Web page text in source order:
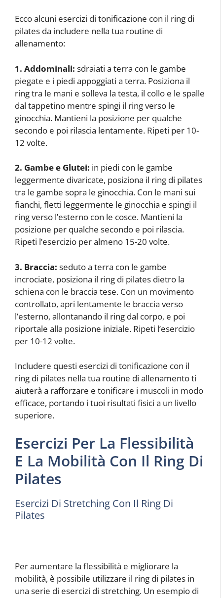
Ecco alcuni esercizi di tonificazione con il ring di
pilates da includere nella tua routine di
allenamento:
1. Addominali: sdraiati a terra con le gambe
piegate e i piedi appoggiati a terra. Posiziona il
ring tra le mani e solleva la testa, il collo e le spalle
dal tappetino mentre spingi il ring verso le
ginocchia. Mantieni la posizione per qualche
secondo e poi rilascia lentamente. Ripeti per 10-
12 volte.
2. Gambe e Glutei: in piedi con le gambe
leggermente divaricate, posiziona il ring di pilates
tra le gambe sopra le ginocchia. Con le mani sui
fianchi, fletti leggermente le ginocchia e spingi il
ring verso l’esterno con le cosce. Mantieni la
posizione per qualche secondo e poi rilascia.
Ripeti l’esercizio per almeno 15-20 volte.
3. Braccia: seduto a terra con le gambe
incrociate, posiziona il ring di pilates dietro la
schiena con le braccia tese. Con un movimento
controllato, apri lentamente le braccia verso
l’esterno, allontanando il ring dal corpo, e poi
riportale alla posizione iniziale. Ripeti l’esercizio
per 10-12 volte.
Includere questi esercizi di tonificazione con il
ring di pilates nella tua routine di allenamento ti
aiuterà a rafforzare e tonificare i muscoli in modo
efficace, portando i tuoi risultati fisici a un livello
superiore.
Esercizi Per La Flessibilità
E La Mobilità Con Il Ring Di
Pilates
Esercizi Di Stretching Con Il Ring Di
Pilates
Per aumentare la flessibilità e migliorare la
mobilità, è possibile utilizzare il ring di pilates in
una serie di esercizi di stretching. Un esempio di